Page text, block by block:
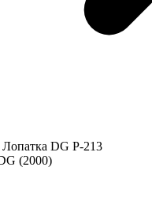
Лопатка DG Р-213
(2000)